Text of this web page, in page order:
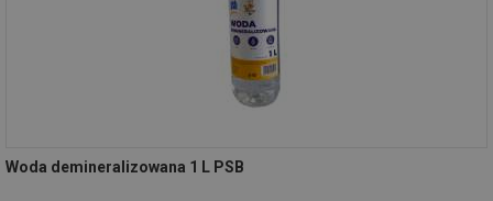
Woda demineralizowana 1 L PSB